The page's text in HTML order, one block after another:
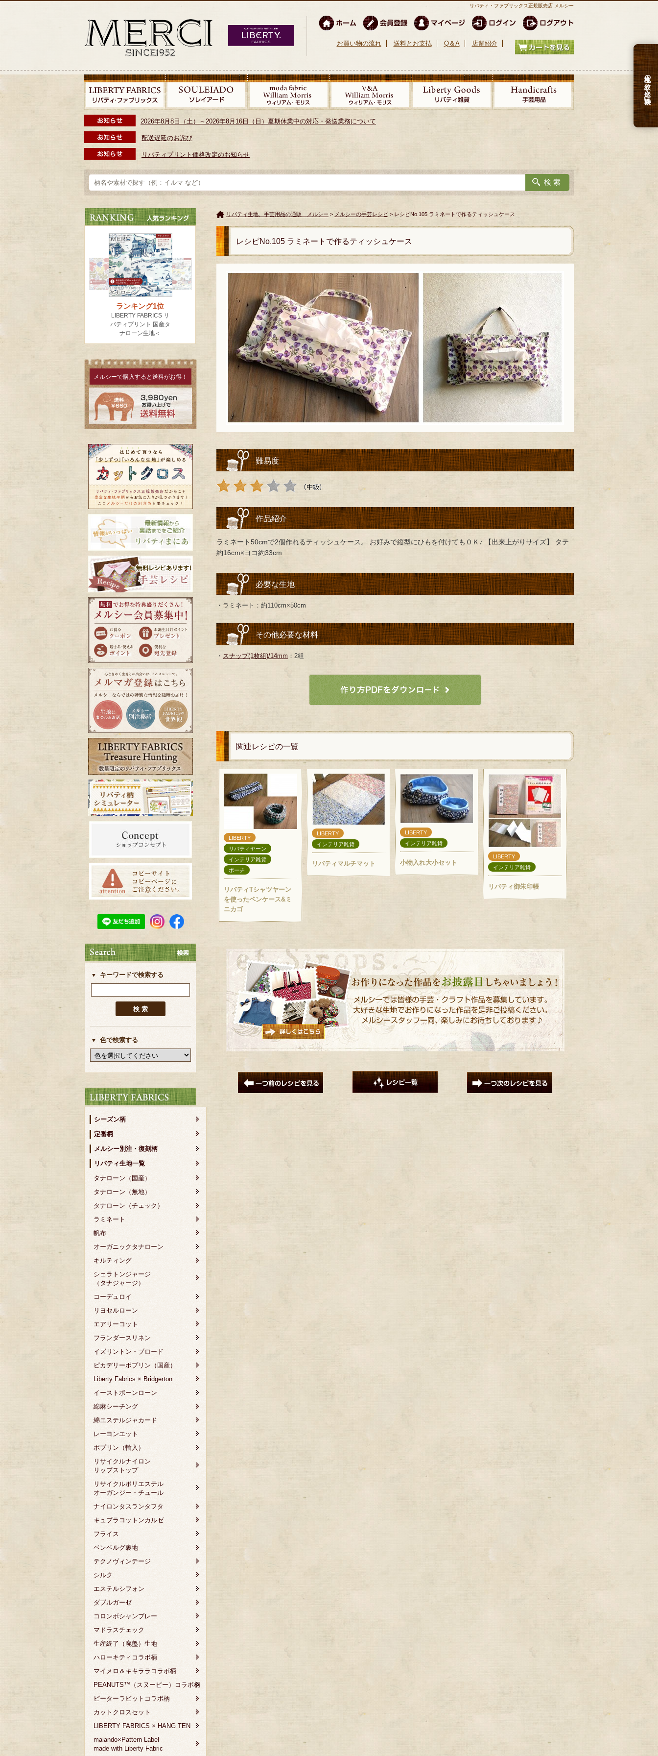
リバティ・ファブリックス正規販売店 メルシー
お買い物の流れ 送料とお支払 Q＆A 店舗紹介
2026年8月8日（土）～2026年8月16日（日）夏期休業中の対応・発送業務について
配送遅延のお詫び
リバティプリント価格改定のお知らせ
生地の絞り込み検索
メルシーで購入すると送料がお得！
キーワードで検索する
色で検索する
シーズン柄
定番柄
メルシー別注・復刻柄
リバティ生地一覧
タナローン（国産）
タナローン（無地）
タナローン（チェック）
ラミネート
帆布
オーガニックタナローン
キルティング
シェラトンジャージ
（タナジャージ）
コーデュロイ
リヨセルローン
エアリーコット
フランダースリネン
イズリントン・ブロード
ピカデリーポプリン（国産）
Liberty Fabrics × Bridgerton
イーストボーンローン
綿麻シーチング
綿エステルジャカード
レーヨンエット
ポプリン（輸入）
リサイクルナイロン
リップストップ
リサイクルポリエステル
オーガンジー・チュール
ナイロンタスランタフタ
キュプラコットンカルゼ
フライス
ベンベルグ裏地
テクノヴィンテージ
シルク
エステルシフォン
ダブルガーゼ
コロンボシャンブレー
マドラスチェック
生産終了（廃盤）生地
ハローキティコラボ柄
マイメロ＆キキララコラボ柄
PEANUTS™（スヌーピー）コラボ柄
ピーターラビットコラボ柄
カットクロスセット
LIBERTY FABRICS × HANG TEN
maiando×Pattern Label
made with Liberty Fabric
リバティ生地、手芸用品の通販 メルシー > メルシーの手芸レシピ > レシピNo.105 ラミネートで作るティッシュケース
レシピNo.105 ラミネートで作るティッシュケース
難易度
作品紹介
ラミネート50cmで2個作れるティッシュケース。 お好みで縦型にひもを付けてもＯＫ♪ 【出来上がりサイズ】 タテ
約16cm×ヨコ約33cm
必要な生地
・ラミネート：約110cm×50cm
その他必要な材料
・ スナップ(1枚組)/14mm ：2組
関連レシピの一覧
LIBERTY
リバティヤーン
インテリア雑貨
ポーチ
リバティTシャツヤーン
を使ったペンケース&ミ
ニカゴ
LIBERTY
インテリア雑貨
リバティマルチマット
LIBERTY
インテリア雑貨
小物入れ大小セット
LIBERTY
インテリア雑貨
リバティ御朱印帳